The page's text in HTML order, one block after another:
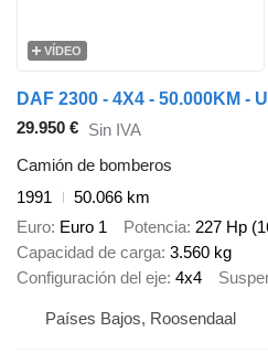
VÍDEO
DAF 2300 - 4X4 - 50.000KM -
29.950 € Sin IVA
Camión de bomberos
1991
50.066 km
Euro Euro 1 Potencia 227 Hp
Capacidad de carga 3.560 kg
Configuración del eje 4x4
Países Bajos, Roosendaal